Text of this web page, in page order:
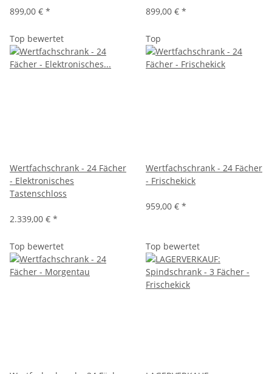
899,00 € * 899,00 € *
Top bewertet
Wertfachschrank - 24 Fächer
- Elektronisches
Tastenschloss
2.339,00 € *
Top
Wertfachschrank - 24 Fächer
- Frischekick
959,00 € *
Top bewertet Top bewertet